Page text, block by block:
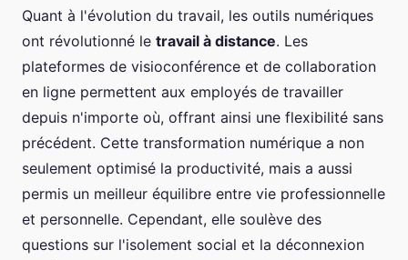
Quant à l'évolution du travail, les outils numériques
ont révolutionné le travail à distance. Les
plateformes de visioconférence et de collaboration
en ligne permettent aux employés de travailler
depuis n'importe où, offrant ainsi une flexibilité sans
précédent. Cette transformation numérique a non
seulement optimisé la productivité, mais a aussi
permis un meilleur équilibre entre vie professionnelle
et personnelle. Cependant, elle soulève des
questions sur l'isolement social et la déconnexion